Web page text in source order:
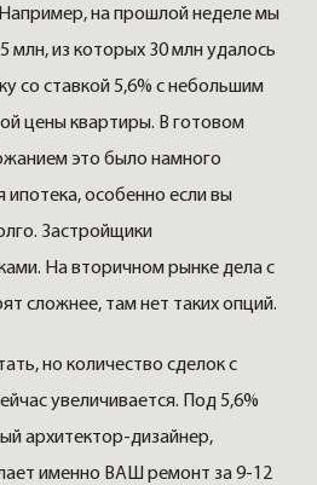
на прошлой неделе мы
млн, из которых 30 млн удалось
со ставкой 5,6% с небольшим
цены квартиры. В готовом
это было намного
особенно если вы
Застройщики
На вторичном рынке дела с
сложнее, там нет таких опций.
но количество сделок с
увеличивается. Под 5,6%
архитектор-дизайнер,
именно ВАШ ремонт за 9-12